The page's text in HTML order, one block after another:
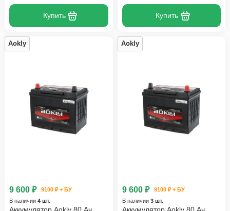
Купить Купить
Aokly
9 600 ₽
9100 ₽ + БУ
В наличии 4 шт.
Аккумулятор Aokly 80 Ач
Aokly
9 600 ₽
9100 ₽ + БУ
В наличии 3 шт.
Аккумулятор Aokly 80 Ач